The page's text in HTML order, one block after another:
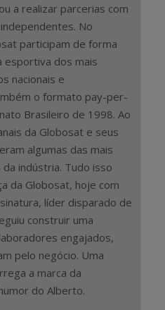
a realizar parcerias com
No
participam de forma
esportiva dos mais
nacionais e
o formato pay-per-
Brasileiro de 1998. Ao
da Globosat e seus
algumas das mais
indústria. Tudo isso
da Globosat, hoje com
líder disparado de
construir uma
engajados,
pelo negócio. Uma
a marca da
do Alberto.